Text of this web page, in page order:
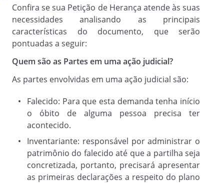
Civil, dentre outas disposições legais aplicáveis
à espécie, em face de
, inscrito no CPF sob nº
,
residente e domiciliado na
pelos fatos e motivos
pelos fatos e fundamentos a seguir expostos.
Dos Fatos
herança, eis que o autor não foi incluido como
para em inventário de número
, mesmo sendo
inegavelmente herdeiro que deveria ter sido
Confira se sua Petição de Herança atende às suas
necessidades analisando as principais
características do documento, que serão
pontuadas a seguir:
Quem são as Partes em uma ação judicial?
As partes envolvidas em uma ação judicial são:
Falecido: Para que esta demanda tenha início
o óbito de alguma pessoa precisa ter
acontecido.
Inventariante: responsável por administrar o
patrimônio do falecido até que a partilha seja
concretizada, portanto, precisará apresentar
as primeiras declarações a respeito do plano